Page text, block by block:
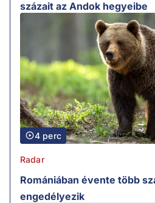
százait az Andok hegyeibe
4 perc
Radar
Romániában évente több
engedélyezik